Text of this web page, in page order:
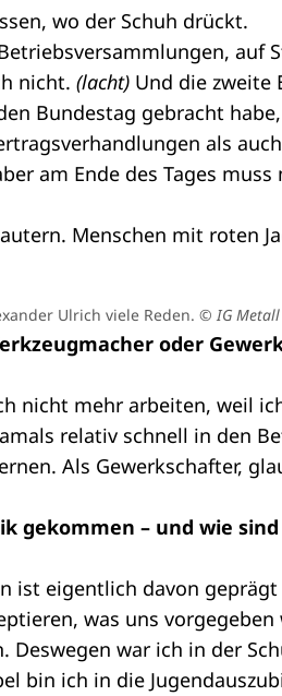
wo der Schuh drückt.
auf
nicht. (lacht) Und die zweite
Bundestag gebracht
als
am Ende des Tages
Ulrich viele Reden. © IG
oder
nicht mehr arbeiten, weil
relativ schnell in den
Als Gewerkschafter,
gekommen – und wie sind
ist eigentlich davon geprägt
was uns
war ich in der
bin ich in die